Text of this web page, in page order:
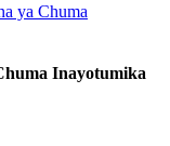
Inayotumika